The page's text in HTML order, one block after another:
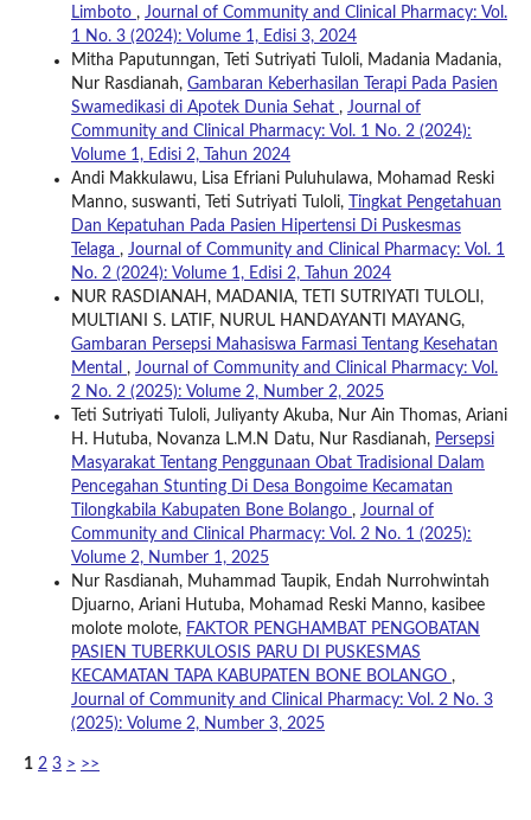
Limboto , Journal of Community and Clinical Pharmacy: Vol.
1 No. 3 (2024): Volume 1, Edisi 3, 2024
Mitha Paputunngan, Teti Sutriyati Tuloli, Madania Madania,
Nur Rasdianah, Gambaran Keberhasilan Terapi Pada Pasien
Swamedikasi di Apotek Dunia Sehat , Journal of
Community and Clinical Pharmacy: Vol. 1 No. 2 (2024):
Volume 1, Edisi 2, Tahun 2024
Andi Makkulawu, Lisa Efriani Puluhulawa, Mohamad Reski
Manno, suswanti, Teti Sutriyati Tuloli,
Tingkat Pengetahuan
Dan Kepatuhan Pada Pasien Hipertensi Di Puskesmas
Telaga , Journal of Community and Clinical Pharmacy: Vol. 1
No. 2 (2024): Volume 1, Edisi 2, Tahun 2024
NUR RASDIANAH, MADANIA, TETI SUTRIYATI TULOLI,
MULTIANI S. LATIF, NURUL HANDAYANTI MAYANG,
Gambaran Persepsi Mahasiswa Farmasi Tentang Kesehatan
Mental , Journal of Community and Clinical Pharmacy: Vol.
2 No. 2 (2025): Volume 2, Number 2, 2025
Teti Sutriyati Tuloli, Juliyanty Akuba, Nur Ain Thomas, Ariani
H. Hutuba, Novanza L.M.N Datu, Nur Rasdianah, Persepsi
Masyarakat Tentang Penggunaan Obat Tradisional Dalam
Pencegahan Stunting Di Desa Bongoime Kecamatan
Tilongkabila Kabupaten Bone Bolango , Journal of
Community and Clinical Pharmacy: Vol. 2 No. 1 (2025):
Volume 2, Number 1, 2025
Nur Rasdianah, Muhammad Taupik, Endah Nurrohwintah
Djuarno, Ariani Hutuba, Mohamad Reski Manno, kasibee
molote molote, FAKTOR PENGHAMBAT PENGOBATAN
PASIEN TUBERKULOSIS PARU DI PUSKESMAS
KECAMATAN TAPA KABUPATEN BONE BOLANGO ,
Journal of Community and Clinical Pharmacy: Vol. 2 No. 3
(2025): Volume 2, Number 3, 2025
1 2 3 > >>